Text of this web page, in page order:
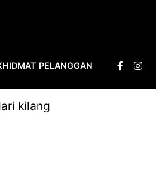
PELANGGAN
kilang